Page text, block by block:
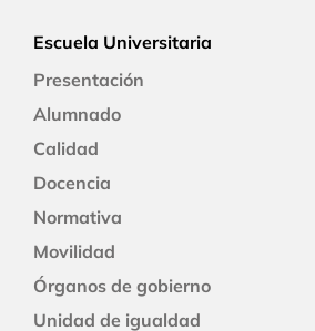
Escuela Universitaria
Presentación
Alumnado
Calidad
Docencia
Normativa
Movilidad
Órganos de gobierno
Unidad de igualdad